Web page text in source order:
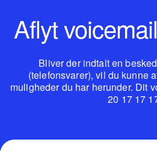
Aflyt
Bliver der indtalt en
(telefonsvarer), vil du kunne
muligheder du har herunder. Dit
20 17 17